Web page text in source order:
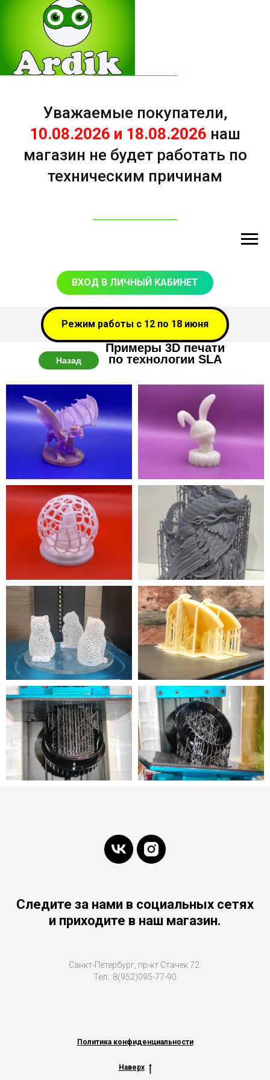
Уважаемые покупатели,
10.08.2026 и 18.08.2026 наш
магазин не будет работать по
техническим причинам
ВХОД В ЛИЧНЫЙ КАБИНЕТ
Режим работы с 12 по 18 июня
Примеры 3D печати
по технологии SLA
Назад
Следите за нами в социальных сетях
и приходите в наш магазин.
Санкт-Петербург, пр-кт Стачек 72.
Тел.: 8(952)095-77-90
Политика конфиденциальности
Наверх